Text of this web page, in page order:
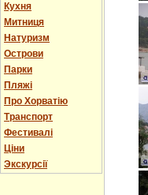
Кухня
Митниця
Натуризм
Острови
Парки
Пляжі
Про Хорватію
Транспорт
Фестивалі
Ціни
Экскурсії